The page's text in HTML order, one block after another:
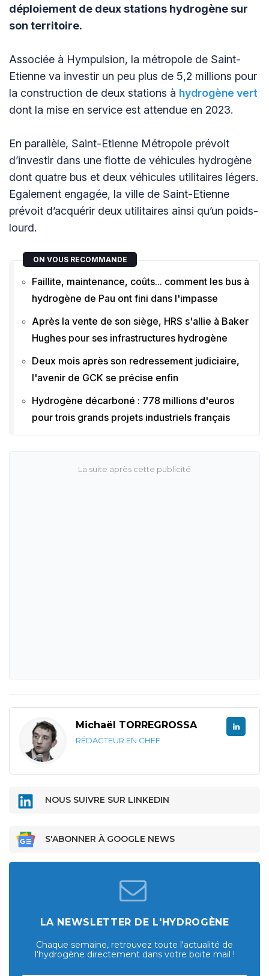
déploiement de deux stations hydrogène sur
son territoire.
Associée à Hympulsion, la métropole de Saint-
Etienne va investir un peu plus de 5,2 millions pour
la construction de deux stations à hydrogène vert
dont la mise en service est attendue en 2023.
En parallèle, Saint-Etienne Métropole prévoit
d’investir dans une flotte de véhicules hydrogène
dont quatre bus et deux véhicules utilitaires légers.
Egalement engagée, la ville de Saint-Etienne
prévoit d’acquérir deux utilitaires ainsi qu’un poids-
lourd.
ON VOUS RECOMMANDE
Faillite, maintenance, coûts... comment les bus à
hydrogène de Pau ont fini dans l'impasse
Après la vente de son siège, HRS s'allie à Baker
Hughes pour ses infrastructures hydrogène
Deux mois après son redressement judiciaire,
l'avenir de GCK se précise enfin
Hydrogène décarboné : 778 millions d'euros
pour trois grands projets industriels français
Michaël TORREGROSSA
RÉDACTEUR EN CHEF
NOUS SUIVRE SUR LINKEDIN
S'ABONNER À GOOGLE NEWS
LA NEWSLETTER DE L'HYDROGÈNE
Chaque semaine, retrouvez toute l'actualité de
l'hydrogène directement dans votre boite mail !